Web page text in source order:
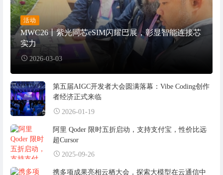
活动
MWC26丨紫光同芯eSIM闪耀巴展，彰显智能连接芯
实力
2026-03-03
第五届AIGC开发者大会圆满落幕：Vibe Coding创作
者经济正式来临
2026-01-19
阿里 Qoder 限时五折启动，支持支付宝，性价比远
超Cursor
2025-09-26
携多项成果亮相云栖大会，探索大模型在云通信中